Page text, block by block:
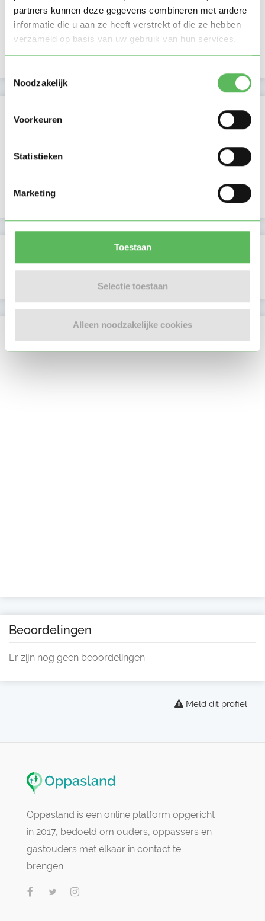
partners kunnen deze gegevens combineren met andere
informatie die u aan ze heeft verstrekt of die ze hebben
verzameld op basis van uw gebruik van hun services.
Noodzakelijk
Voorkeuren
Statistieken
Marketing
Toestaan
Selectie toestaan
Alleen noodzakelijke cookies
Middag
Namiddag
Nacht
NIEUW
17-12-2025
Profiel bijgewerkt 17-12-2025
Locatie oppasadres (Nijkerk)
Beoordelingen
Er zijn nog geen beoordelingen
Meld dit profiel
Oppasland is een online platform opgericht
in 2017, bedoeld om ouders, oppassers en
gastouders met elkaar in contact te
brengen.